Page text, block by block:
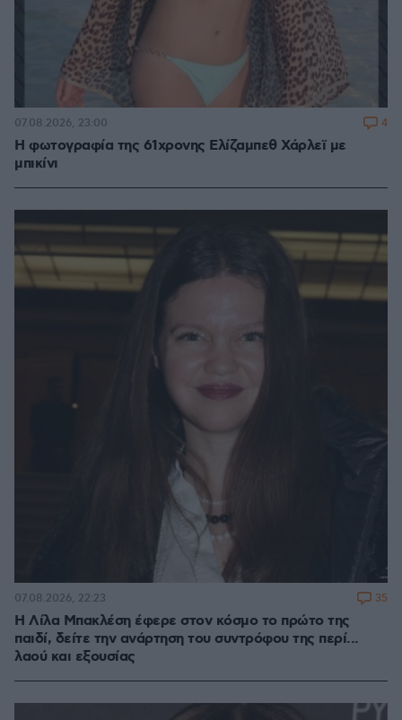
Η φωτογραφία της 61χρονης Ελίζαμπεθ Χάρλεϊ με
μπικίνι
07.08.2026, 23:00 4
Η Λίλα Μπακλέση έφερε στον κόσμο το πρώτο της
παιδί, δείτε την ανάρτηση του συντρόφου της περί...
λαού και εξουσίας
07.08.2026, 22:23 35